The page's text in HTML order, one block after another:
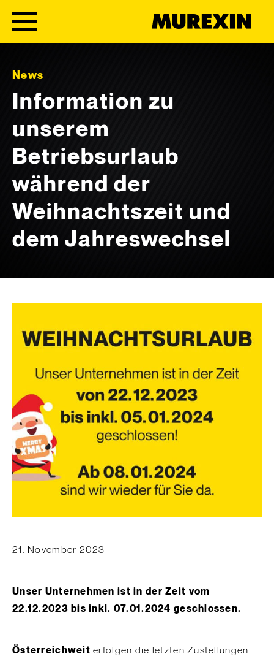
News
Information zu
unserem
Betriebsurlaub
während der
Weihnachtszeit und
dem Jahreswechsel
21. November 2023
Unser Unternehmen ist in der Zeit vom
22.12.2023 bis inkl. 07.01.2024 geschlossen.
Österreichweit erfolgen die letzten Zustellungen